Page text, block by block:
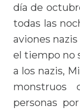
día de
todas las
aviones
el tiempo no
a los nazis,
monstruos
personas